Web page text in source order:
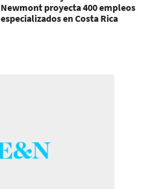
Newmont proyecta 400 empleos
especializados en Costa Rica